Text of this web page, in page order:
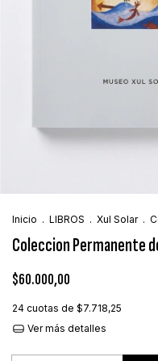
Inicio . LIBROS . Xul Solar .
Coleccion Permanente
$60.000,00
24 cuotas de $7.718,25
Ver más detalles